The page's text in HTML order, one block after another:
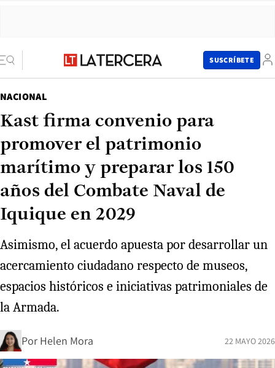
SUSCRÍBETE
NACIONAL
Kast firma convenio para
promover el patrimonio
marítimo y preparar los 150
años del Combate Naval de
Iquique en 2029
Asimismo, el acuerdo apuesta por desarrollar un
acercamiento ciudadano respecto de museos,
espacios históricos e iniciativas patrimoniales de
la Armada.
Por Helen Mora 22 MAYO 2026